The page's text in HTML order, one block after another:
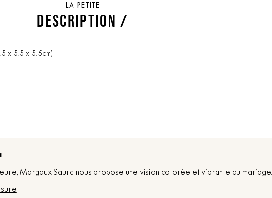
LA PETITE
DESCRIPTION /
x 5.5 x 5.5cm)
Margaux Saura nous propose une vision colorée et vibrante du mariage.